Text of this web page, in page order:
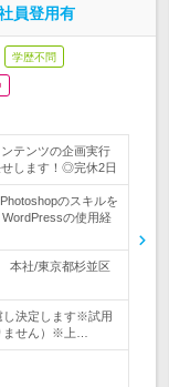
員登用有
学歴不問
テンツの企画実行
します！◎完休2日
のスキルを
の使用経
本社/東京都杉並区
し決定します※試用
ません）※上…